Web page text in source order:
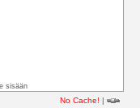
sisään
No Cache! |